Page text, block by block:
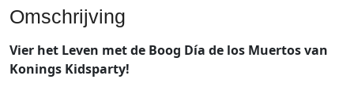
Omschrijving
Vier het Leven met de Boog Día de los Muertos van
Konings Kidsparty!